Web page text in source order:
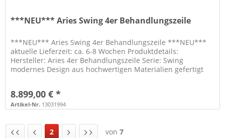
***NEU*** Aries Swing 4er Behandlungszeile
***NEU*** Aries Swing 4er Behandlungszeile ***NEU***
aktuelle Lieferzeit: ca. 6-8 Wochen Produktdetails:
Hersteller: Aries 4er Behandlungszeile Serie: Swing
modernes Design aus hochwertigen Materialien gefertigt
8.899,00 € *
Artikel-Nr. 13031994
2 von 7